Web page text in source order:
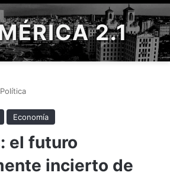
2.1
Economía
el futuro
incierto de